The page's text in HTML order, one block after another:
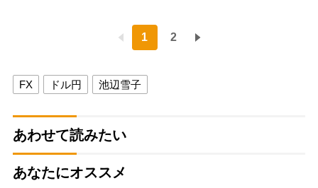
1 2
FX ドル円 池辺雪子
あわせて読みたい
あなたにオススメ